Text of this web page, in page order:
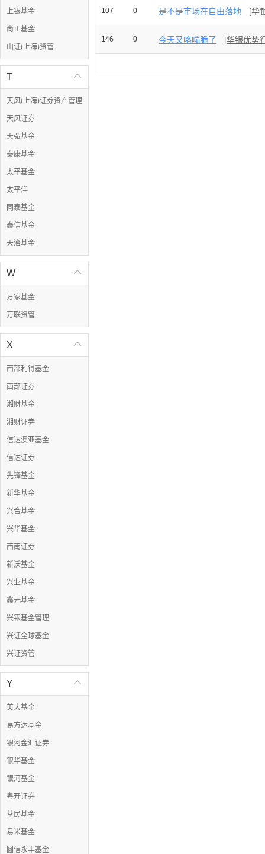
上银基金
尚正基金
山证(上海)资管

T
天风(上海)证券资产管理
天风证券
天弘基金
泰康基金
太平基金
太平洋
同泰基金
泰信基金
天治基金

W
万家基金
万联资管

X
西部利得基金
西部证券
湘财基金
湘财证券
信达澳亚基金
信达证券
先锋基金
新华基金
兴合基金
兴华基金
西南证券
新沃基金
兴业基金
鑫元基金
兴银基金管理
兴证全球基金
兴证资管

Y
英大基金
易方达基金
银河金汇证券
银华基金
银河基金
粤开证券
益民基金
易米基金
圆信永丰基金
107 0 是不是市场在自由落地 [华
146 0 今天又咯嘣脆了 [华银优势